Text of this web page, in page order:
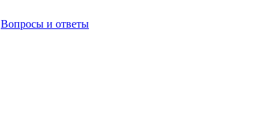
Вопросы и ответы